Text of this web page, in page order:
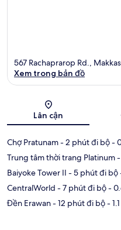
567 Rachaprarop Rd.,
Xem trong bản đồ
Lân cận
Chợ Pratunam- 2 phút đi bộ-
Trung tâm thời trang Platinum
Baiyoke Tower II - 5 phút đi bộ
CentralWorld - 7 phút đi bộ-
Đền Erawan- 12 phút đi bộ-